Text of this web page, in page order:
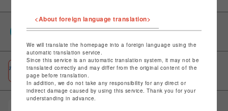
PARCOポイント
ポケパル払い
初回登録＆お買物で最大1,500円分のPARCOポイント進呈
<About foreign language translation>
We will translate the homepage into a foreign language using the
automatic translation service.
Since this service is an automatic translation system, it may not be
translated correctly and may differ from the original content of the
page before translation.
In addition, we do not take any responsibility for any direct or
indirect damage caused by using this service. Thank you for your
understanding in advance.